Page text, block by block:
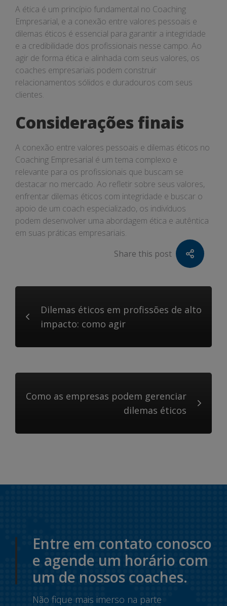
A ética é um princípio fundamental no Coaching
Empresarial, e a conexão entre valores pessoais e
dilemas éticos é essencial para garantir a integridade
e a credibilidade dos profissionais nesse campo. Ao
agir de forma ética e alinhada com seus valores, os
coaches empresariais podem construir
relacionamentos sólidos e duradouros com seus
clientes.
Considerações finais
A conexão entre valores pessoais e dilemas éticos no
Coaching Empresarial é um tema complexo e
relevante para os profissionais que buscam se
destacar no mercado. Ao refletir sobre seus valores,
enfrentar dilemas éticos com integridade e buscar o
apoio de um coach especializado, os indivíduos
podem desenvolver uma abordagem ética e autêntica
em suas práticas empresariais.
Share this post
Dilemas éticos em profissões de alto
impacto: como agir
Como as empresas podem gerenciar
dilemas éticos
Entre em contato conosco
e agende um horário com
um de nossos coaches.
Não fique mais imerso na parte